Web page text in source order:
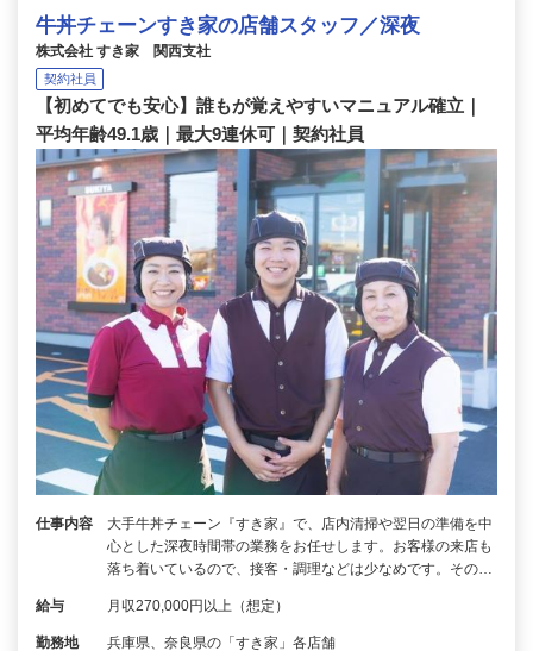
牛丼チェーンすき家の店舗スタッフ／深夜
株式会社 すき家 関西支社
契約社員
【初めてでも安心】誰もが覚えやすいマニュアル確立｜
平均年齢49.1歳｜最大9連休可｜契約社員
仕事内容
大手牛丼チェーン『すき家』で、店内清掃や翌日の準備を中
心とした深夜時間帯の業務をお任せします。お客様の来店も
落ち着いているので、接客・調理などは少なめです。その…
給与 月収270,000円以上（想定）
勤務地 兵庫県、奈良県の「すき家」各店舗